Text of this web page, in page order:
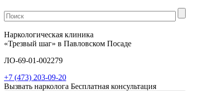
Наркологическая клиника
«Трезвый шаг» в Павловском Посаде
ЛО-69-01-002279
+7 (473) 203-09-20
Вызвать нарколога Бесплатная консультация